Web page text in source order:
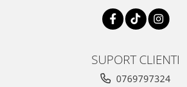
SUPORT CLIENTI
0769797324